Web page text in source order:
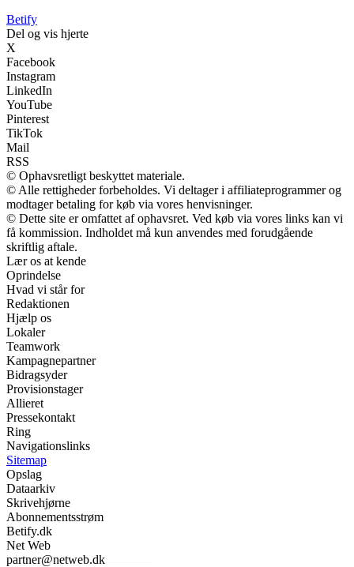
Betify
Del og vis hjerte
X
Facebook
Instagram
LinkedIn
YouTube
Pinterest
TikTok
Mail
RSS
© Ophavsretligt beskyttet materiale.
© Alle rettigheder forbeholdes. Vi deltager i affiliateprogrammer og
modtager betaling for køb via vores henvisninger.
© Dette site er omfattet af ophavsret. Ved køb via vores links kan vi
få kommission. Indholdet må kun anvendes med forudgående
skriftlig aftale.
Lær os at kende
Oprindelse
Hvad vi står for
Redaktionen
Hjælp os
Lokaler
Teamwork
Kampagnepartner
Bidragsyder
Provisionstager
Allieret
Pressekontakt
Ring
Navigationslinks
Sitemap
Opslag
Dataarkiv
Skrivehjørne
Abonnementsstrøm
Betify.dk
Net Web
partner@netweb.dk